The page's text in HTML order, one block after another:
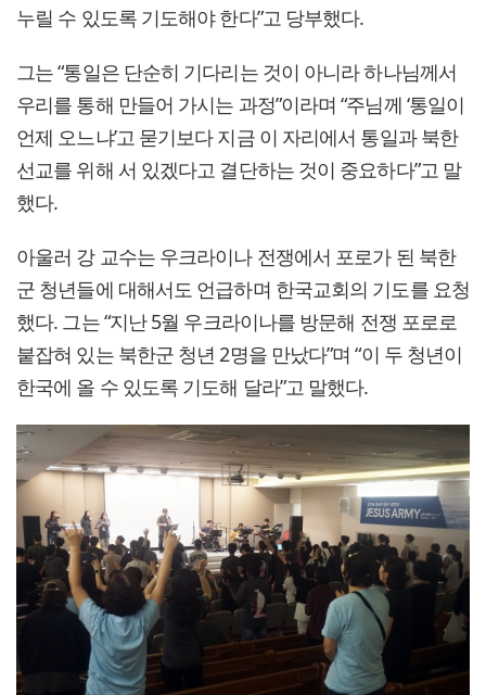
누릴 수 있도록 기도해야 한다”고 당부했다.
그는 “통일은 단순히 기다리는 것이 아니라 하나님께서
우리를 통해 만들어 가시는 과정”이라며 “주님께 ‘통일이
언제 오느냐’고 묻기보다 지금 이 자리에서 통일과 북한
선교를 위해 서 있겠다고 결단하는 것이 중요하다”고 말
했다.
아울러 강 교수는 우크라이나 전쟁에서 포로가 된 북한
군 청년들에 대해서도 언급하며 한국교회의 기도를 요청
했다. 그는 “지난 5월 우크라이나를 방문해 전쟁 포로로
붙잡혀 있는 북한군 청년 2명을 만났다”며 “이 두 청년이
한국에 올 수 있도록 기도해 달라”고 말했다.